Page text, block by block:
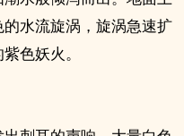
水流旋涡，旋涡急速扩
色妖火。